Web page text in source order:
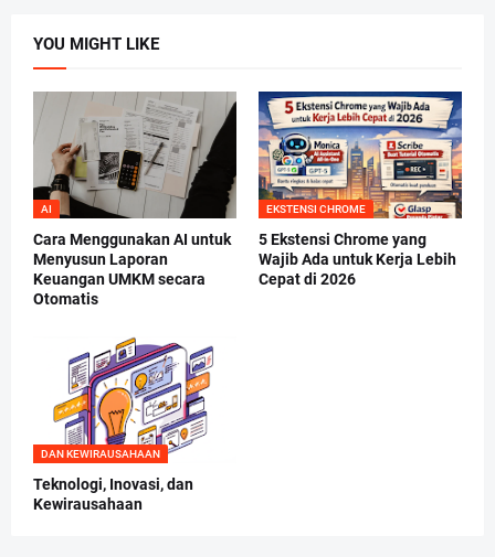
YOU MIGHT LIKE
AI
Cara Menggunakan AI untuk
Menyusun Laporan
Keuangan UMKM secara
Otomatis
EKSTENSI CHROME
5 Ekstensi Chrome yang
Wajib Ada untuk Kerja Lebih
Cepat di 2026
DAN KEWIRAUSAHAAN
Teknologi, Inovasi, dan
Kewirausahaan